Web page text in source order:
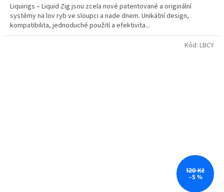
Liquirigs – Liquid Zig jsou zcela nové patentované a originální
systémy na lov ryb ve sloupci a nade dnem. Unikátní design,
kompatibilita, jednoduché použití a efektivita...
120 Kč
–5 %
Kód: LBCY